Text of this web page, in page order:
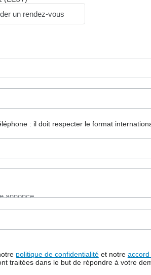
un rendez-vous
: il doit respecter le format
politique de confidentialitéet notre accord
traitées dans le but de répondre à votre